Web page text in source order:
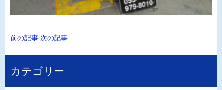
前の記事 次の記事
カテゴリー